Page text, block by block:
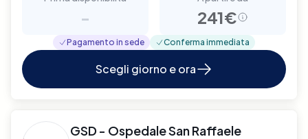
- 241€
Pagamento in sede Conferma immediata
Scegli giorno e ora
GSD - Ospedale San Raffaele